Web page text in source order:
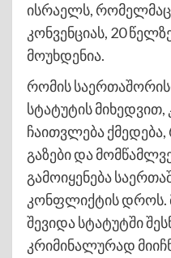
ისრაელს,
კონვენციას, 20
მოუხდენია.
რომის
სტატუტის
ჩაითვლება
გაზები და
გამოიყენება
კონფლიქტის
შევიდა სტატუტში
კრიმინალურად